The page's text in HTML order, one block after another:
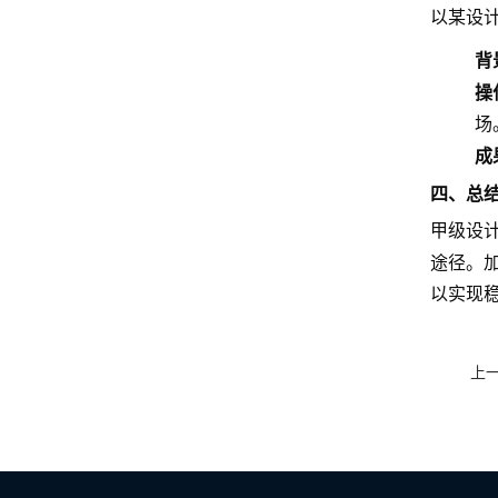
以某设
背
操
场
成
四、总
甲级设
途径。
以实现
上